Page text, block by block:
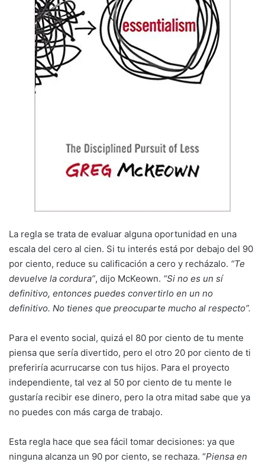
La regla se trata de evaluar alguna oportunidad en una
escala del cero al cien. Si tu interés está por debajo del 90
por ciento, reduce su calificación a cero y recházalo. “Te
devuelve la cordura”, dijo McKeown. “Si no es un sí
definitivo, entonces puedes convertirlo en un no
definitivo. No tienes que preocuparte mucho al respecto”.
Para el evento social, quizá el 80 por ciento de tu mente
piensa que sería divertido, pero el otro 20 por ciento de ti
preferiría acurrucarse con tus hijos. Para el proyecto
independiente, tal vez al 50 por ciento de tu mente le
gustaría recibir ese dinero, pero la otra mitad sabe que ya
no puedes con más carga de trabajo.
Esta regla hace que sea fácil tomar decisiones: ya que
ninguna alcanza un 90 por ciento, se rechaza. “Piensa en